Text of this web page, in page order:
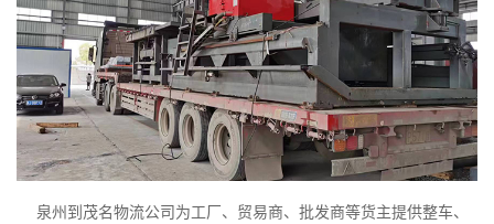
泉州到茂名物流公司为工厂、贸易商、批发商等货主提供整车、